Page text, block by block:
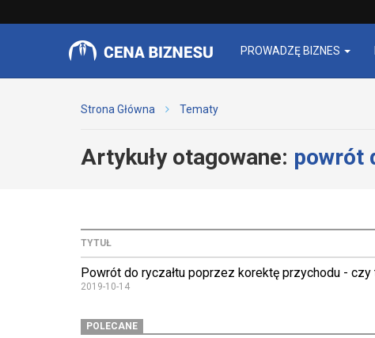
PROWADZĘ BIZNES
Strona Główna Tematy
Artykuły otagowane: powrót
TYTUŁ
Powrót do ryczałtu poprzez korektę przychodu -
2019-10-14
POLECANE